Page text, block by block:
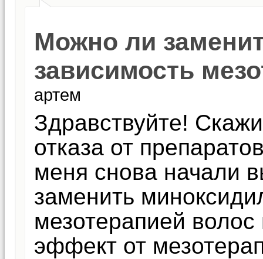
Можно ли
зависимость
артем
Здравствуйте!
отказа от
меня снова начали
заменить
мезотерапией
эффект от